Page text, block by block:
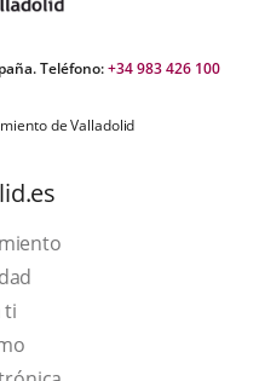
Teléfono:+34 983 426 100
de Valladolid
ti
This